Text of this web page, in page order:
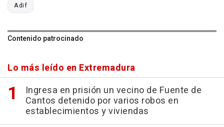
Adif
Contenido patrocinado
Lo más leído en Extremadura
Ingresa en prisión un vecino de Fuente de
Cantos detenido por varios robos en
establecimientos y viviendas